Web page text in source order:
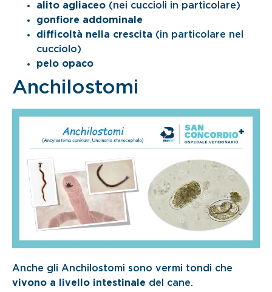
alito agliaceo (nei cuccioli in particolare)
gonfiore addominale
difficoltà nella crescita (in particolare nel
cucciolo)
pelo opaco
Anchilostomi
Anche gli Anchilostomi sono vermi tondi che
vivono a livello intestinale del cane.